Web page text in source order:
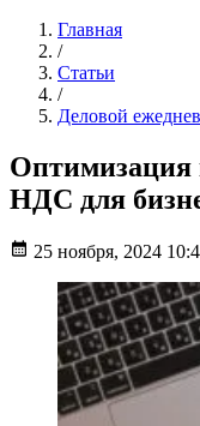
Главная
/
Статьи
/
Деловой
Оптимизация
НДС для
25 ноября, 2024